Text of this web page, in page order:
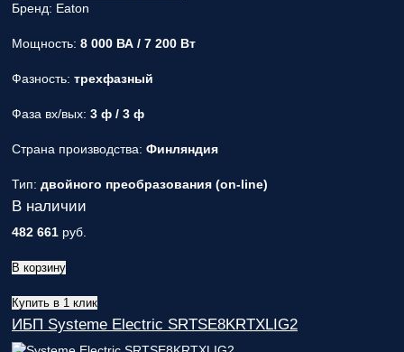
Бренд: Eaton
Мощность: 8 000 ВА / 7 200 Вт
Фазность: трехфазный
Фаза вх/вых: 3 ф / 3 ф
Страна производства: Финляндия
Тип: двойного преобразования (on-line)
В наличии
482 661 руб.
В корзину
Купить в 1 клик
ИБП Systeme Electric SRTSE8KRTXLIG2